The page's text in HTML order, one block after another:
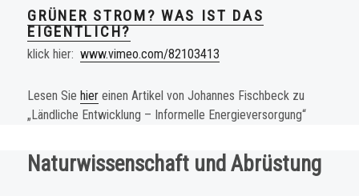
GRÜNER STROM? WAS IST DAS
EIGENTLICH?
klick hier:www.vimeo.com/82103413
Lesen Sie hier einen Artikel von Johannes Fischbeck zu
„Ländliche Entwicklung – Informelle Energieversorgung“
Naturwissenschaft und Abrüstung